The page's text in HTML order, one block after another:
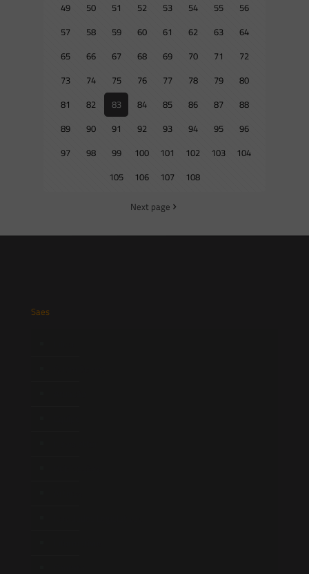
49
50 51 52 53 54 55
56
57
58 59 60 61 62 63
64
65
66 67 68 69 70 71
72
73
74 75 76 77 78 79
80
81
82 83 84 85 86 87
88
89
90 91 92 93 94 95
96
97
98 99 100 101 102 103
104
105
106 107 108
Next page
Saes